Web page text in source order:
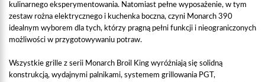
kulinarnego eksperymentowania. Natomiast pełne wyposażenie, w tym
zestaw rożna elektrycznego i kuchenka boczna, czyni Monarch 390
idealnym wyborem dla tych, którzy pragną pełni funkcji i nieograniczonych
możliwości w przygotowywaniu potraw.
Wszystkie grille z serii Monarch Broil King wyróżniają się solidną
konstrukcją, wydajnymi palnikami, systemem grillowania PGT,